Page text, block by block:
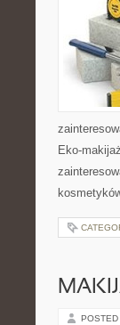
Eko-
POSTED